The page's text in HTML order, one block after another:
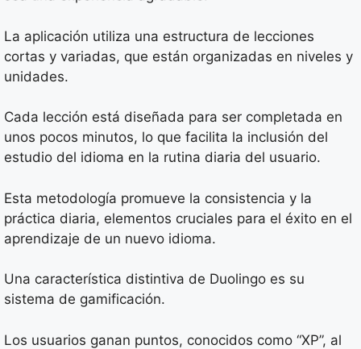
La aplicación utiliza una estructura de lecciones
cortas y variadas, que están organizadas en niveles y
unidades.
Cada lección está diseñada para ser completada en
unos pocos minutos, lo que facilita la inclusión del
estudio del idioma en la rutina diaria del usuario.
Esta metodología promueve la consistencia y la
práctica diaria, elementos cruciales para el éxito en el
aprendizaje de un nuevo idioma.
Una característica distintiva de Duolingo es su
sistema de gamificación.
Los usuarios ganan puntos, conocidos como “XP”, al